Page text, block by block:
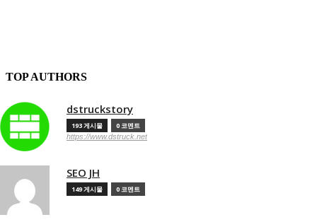
TOP AUTHORS
dstruckstory
193 게시물 0 코멘트
https://www.dstruck.net
SEO JH
149 게시물 0 코멘트